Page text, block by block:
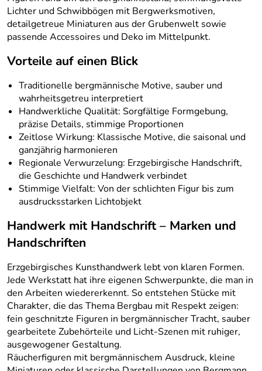
Lichter und Schwibbögen mit Bergwerksmotiven,
detailgetreue Miniaturen aus der Grubenwelt sowie
passende Accessoires und Deko im Mittelpunkt.
Vorteile auf einen Blick
Traditionelle bergmännische Motive, sauber und
wahrheitsgetreu interpretiert
Handwerkliche Qualität: Sorgfältige Formgebung,
präzise Details, stimmige Proportionen
Zeitlose Wirkung: Klassische Motive, die saisonal und
ganzjährig harmonieren
Regionale Verwurzelung: Erzgebirgische Handschrift,
die Geschichte und Handwerk verbindet
Stimmige Vielfalt: Von der schlichten Figur bis zum
ausdrucksstarken Lichtobjekt
Handwerk mit Handschrift – Marken und
Handschriften
Erzgebirgisches Kunsthandwerk lebt von klaren Formen.
Jede Werkstatt hat ihre eigenen Schwerpunkte, die man in
den Arbeiten wiedererkennt. So entstehen Stücke mit
Charakter, die das Thema Bergbau mit Respekt zeigen:
fein geschnitzte Figuren in bergmännischer Tracht, sauber
gearbeitete Zubehörteile und Licht-Szenen mit ruhiger,
ausgewogener Gestaltung.
Räucherfiguren mit bergmännischem Ausdruck, kleine